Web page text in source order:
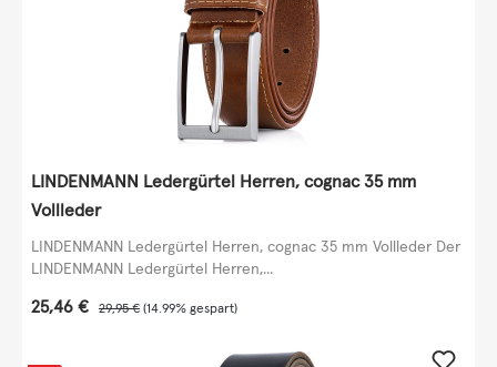
LINDENMANN Ledergürtel Herren, cognac 35 mm
Vollleder
LINDENMANN Ledergürtel Herren, cognac 35 mm Vollleder Der
LINDENMANN Ledergürtel Herren,...
Verkaufspreis:
25,46 € Regulärer Preis:
29,95 € (14.99% gespart)